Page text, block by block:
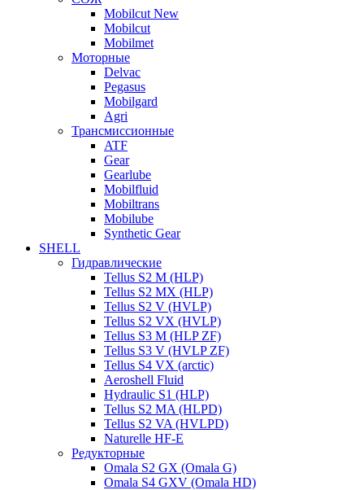
Mobilcut New
Mobilcut
Mobilmet
Моторные
Delvac
Pegasus
Mobilgard
Agri
Трансмиссионные
ATF
Gear
Gearlube
Mobilfluid
Mobiltrans
Mobilube
Synthetic Gear
SHELL
Гидравлические
Tellus S2 M (HLP)
Tellus S2 MХ (HLP)
Tellus S2 V (HVLP)
Tellus S2 VX (HVLP)
Tellus S3 M (HLP ZF)
Tellus S3 V (HVLP ZF)
Tellus S4 VX (arctic)
Aeroshell Fluid
Hydraulic S1 (HLP)
Tellus S2 MA (HLPD)
Tellus S2 VA (HVLPD)
Naturelle HF-E
Редукторные
Omala S2 GX (Omala G)
Omala S4 GXV (Omala HD)